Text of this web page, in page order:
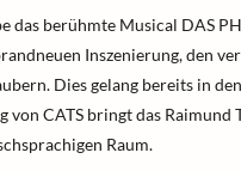
das berühmte Musical DAS
Inszenierung, den
Dies gelang bereits in
von CATS bringt das Raimund
Raum.